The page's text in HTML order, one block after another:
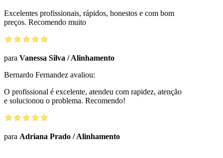
Excelentes profissionais, rápidos, honestos e com bom
preços. Recomendo muito
para Vanessa Silva /Alinhamento
Bernardo Fernandez avaliou:
O profissional é excelente, atendeu com rapidez, atenção
e solucionou o problema. Recomendo!
para Adriana Prado /Alinhamento